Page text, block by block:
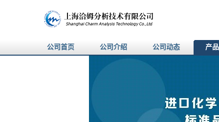
公司首页 公司介绍 公司动态 产